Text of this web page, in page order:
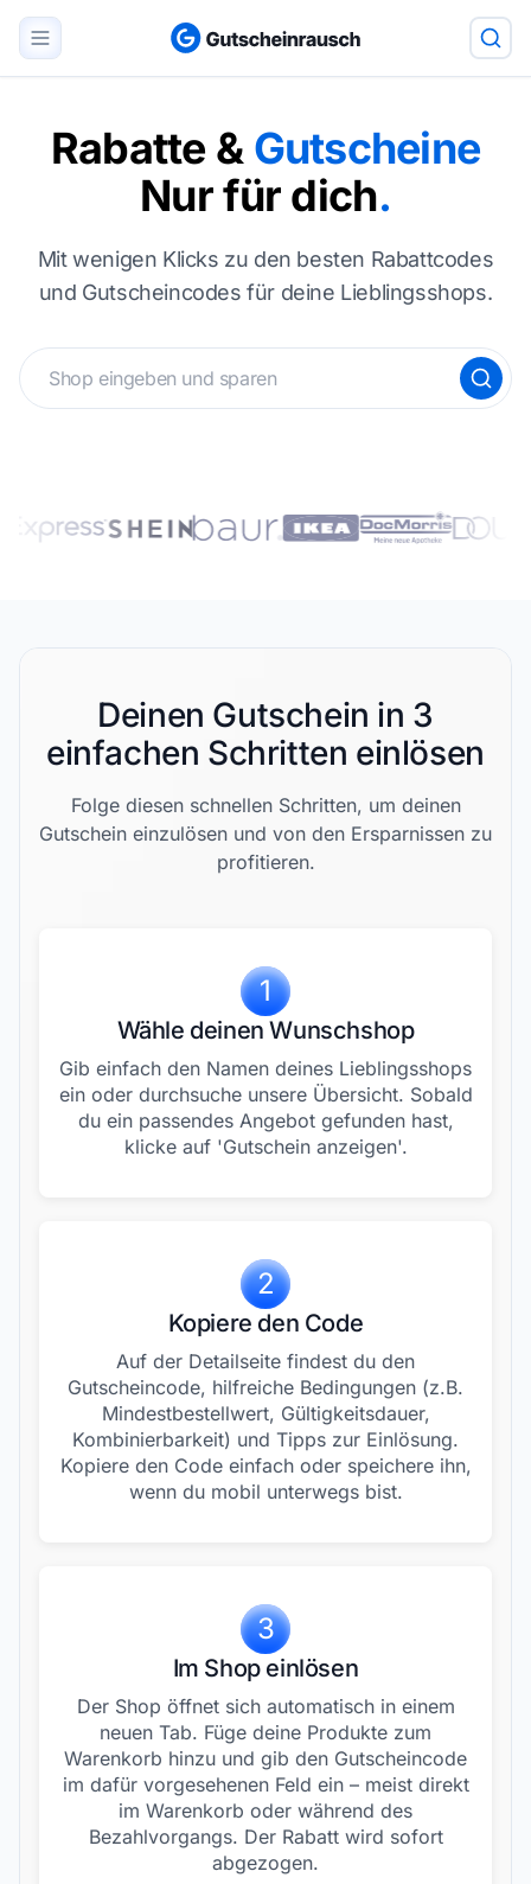
Rabatte & Gutscheine
Nur für dich.
Mit wenigen Klicks zu den besten Rabattcodes
und Gutscheincodes für deine Lieblingsshops.
Deinen Gutschein in 3
einfachen Schritten einlösen
Folge diesen schnellen Schritten, um deinen
Gutschein einzulösen und von den Ersparnissen zu
profitieren.
1
Wähle deinen Wunschshop
Gib einfach den Namen deines Lieblingsshops
ein oder durchsuche unsere Übersicht. Sobald
du ein passendes Angebot gefunden hast,
klicke auf 'Gutschein anzeigen'.
2
Kopiere den Code
Auf der Detailseite findest du den
Gutscheincode, hilfreiche Bedingungen (z.B.
Mindestbestellwert, Gültigkeitsdauer,
Kombinierbarkeit) und Tipps zur Einlösung.
Kopiere den Code einfach oder speichere ihn,
wenn du mobil unterwegs bist.
3
Im Shop einlösen
Der Shop öffnet sich automatisch in einem
neuen Tab. Füge deine Produkte zum
Warenkorb hinzu und gib den Gutscheincode
im dafür vorgesehenen Feld ein – meist direkt
im Warenkorb oder während des
Bezahlvorgangs. Der Rabatt wird sofort
abgezogen.